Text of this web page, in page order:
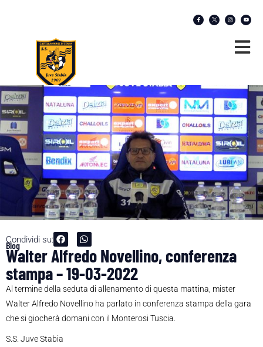
Condividi su:
Blog
Walter Alfredo Novellino, conferenza
stampa – 19-03-2022
Al termine della seduta di allenamento di questa mattina, mister
Walter Alfredo Novellino ha parlato in conferenza stampa della gara
che si giocherà domani con il Monterosi Tuscia.
S.S. Juve Stabia